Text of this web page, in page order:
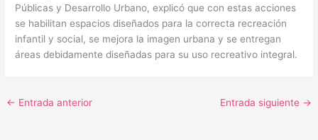
Públicas y Desarrollo Urbano, explicó que con estas acciones
se habilitan espacios diseñados para la correcta recreación
infantil y social, se mejora la imagen urbana y se entregan
áreas debidamente diseñadas para su uso recreativo integral.
← Entrada anterior Entrada siguiente →